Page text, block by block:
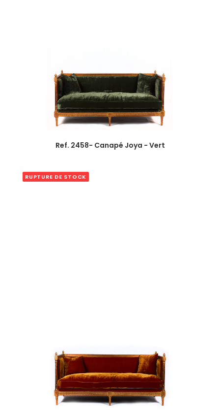
Ref. 2458- Canapé Joya - Vert
RUPTURE DE STOCK